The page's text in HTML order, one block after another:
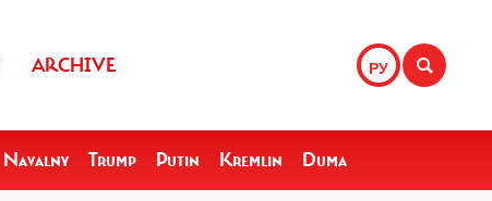
РУ
ARCHIVE
Navalny Trump Putin Kremlin Duma